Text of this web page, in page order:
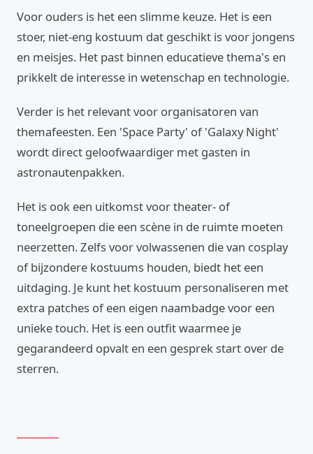
Voor ouders is het een slimme keuze. Het is een
stoer, niet-eng kostuum dat geschikt is voor jongens
en meisjes. Het past binnen educatieve thema's en
prikkelt de interesse in wetenschap en technologie.
Verder is het relevant voor organisatoren van
themafeesten. Een 'Space Party' of 'Galaxy Night'
wordt direct geloofwaardiger met gasten in
astronautenpakken.
Het is ook een uitkomst voor theater- of
toneelgroepen die een scène in de ruimte moeten
neerzetten. Zelfs voor volwassenen die van cosplay
of bijzondere kostuums houden, biedt het een
uitdaging. Je kunt het kostuum personaliseren met
extra patches of een eigen naambadge voor een
unieke touch. Het is een outfit waarmee je
gegarandeerd opvalt en een gesprek start over de
sterren.